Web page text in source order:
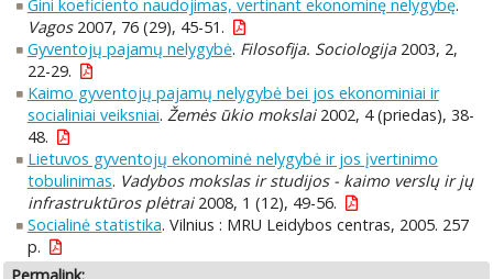
Gini koeficiento naudojimas, vertinant ekonominę nelygybę.
Vagos2007, 76 (29), 45-51.
Gyventojų pajamų nelygybė. Filosofija. Sociologija2003, 2,
22-29.
Kaimo gyventojų pajamų nelygybė bei jos ekonominiai ir
socialiniai veiksniai. Žemės ūkio mokslai2002, 4 (priedas), 38-
48.
Lietuvos gyventojų ekonominė nelygybė ir jos įvertinimo
tobulinimas. Vadybos mokslas ir studijos - kaimo verslų ir jų
infrastruktūros plėtrai2008, 1 (12), 49-56.
Socialinė statistika. Vilnius : MRU Leidybos centras, 2005. 257
p.